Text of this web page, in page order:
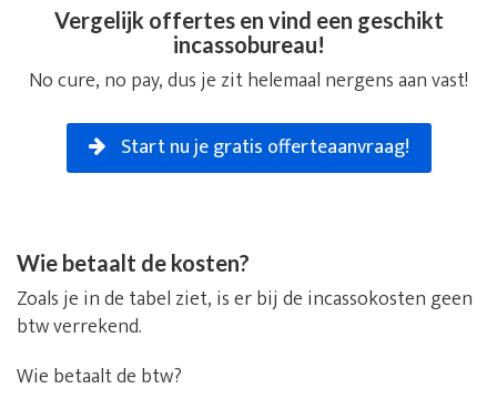
Vergelijk offertes en vind een geschikt
incassobureau!
No cure, no pay, dus je zit helemaal nergens aan vast!
Start nu je gratis offerteaanvraag!
Wie betaalt de kosten?
Zoals je in de tabel ziet, is er bij de incassokosten geen
btw verrekend.
Wie betaalt de btw?